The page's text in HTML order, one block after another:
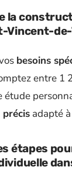
la
Vincent-
besoins
entre 1
étude
adapté
étapes